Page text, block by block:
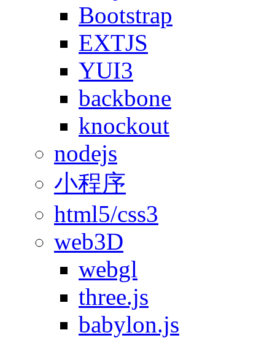
Bootstrap
EXTJS
YUI3
backbone
knockout
nodejs
小程序
html5/css3
web3D
webgl
three.js
babylon.js